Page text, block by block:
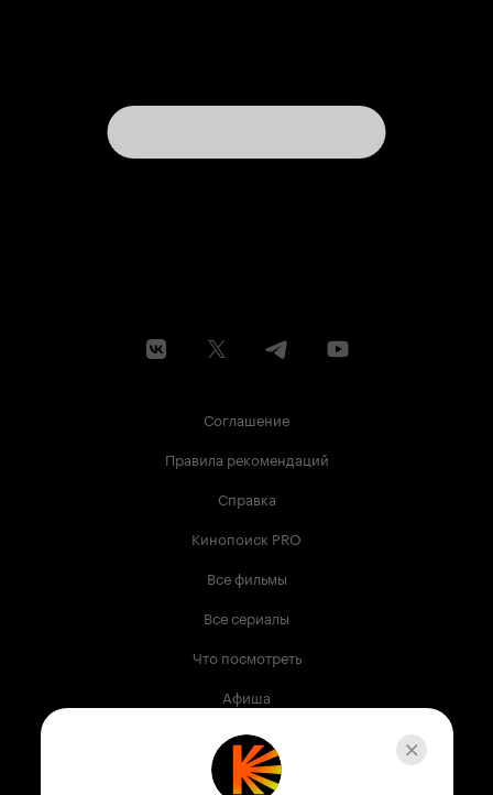
Соглашение
Правила рекомендаций
Справка
Кинопоиск PRO
Все фильмы
Все сериалы
Что посмотреть
Афиша
Музыка
Телепрограмма